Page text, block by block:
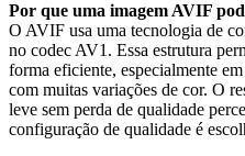
Por que uma imagem AVIF
O AVIF usa uma tecnologia de
no codec AV1. Essa estrutura
forma eficiente, especialmente
com muitas variações de cor. O
leve sem perda de qualidade
configuração de qualidade é